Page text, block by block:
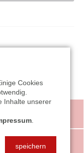
Cookies
Inhalte unserer
speichern